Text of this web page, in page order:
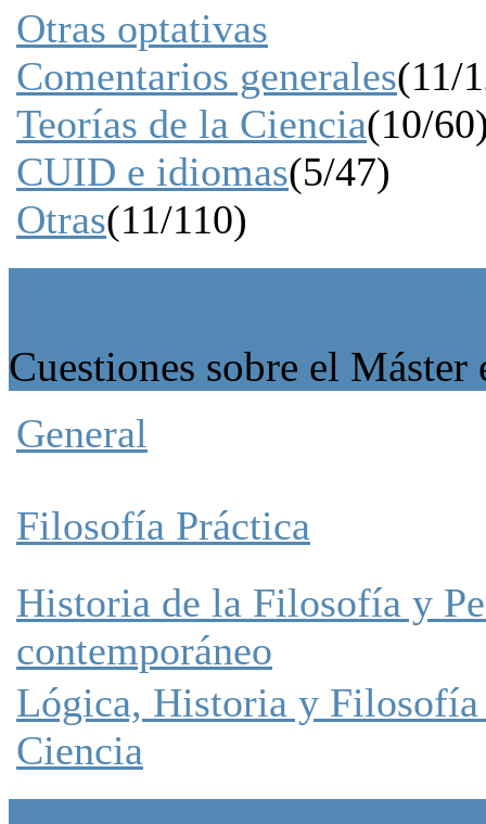
Otras optativas
Comentarios generales(11/
Teorías de la Ciencia(10/
CUID e idiomas(5/47)
Otras(11/110)
Cuestiones sobre el
General
Filosofía Práctica
Historia de la Filosofía y
contemporáneo
Lógica, Historia y Filosofía
Ciencia